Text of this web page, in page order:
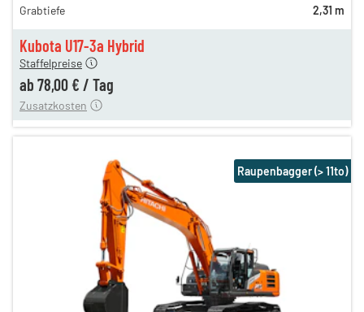
Kubota U17-3a Hybrid
92,00 €
Staffelpreise
ab 78,00 € / Tag
12,00 €
Zusatzkosten
Grabtiefe
2,31 m
Raupenbagger (> 11to)